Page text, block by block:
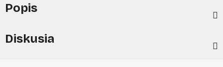
Popis
Diskusia